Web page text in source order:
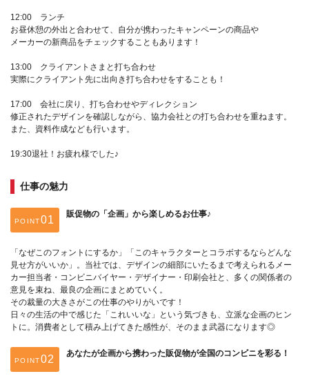
12:00 ランチ
お昼休憩の外出と合わせて、自分が携わったキャンペーンの商品や
メーカーの新商品をチェックすることもあります！
13:00 クライアントさまと打ち合わせ
実際にクライアント先に出向き打ち合わせをすることも！
17:00 会社に戻り、打ち合わせやディレクション
修正されたデザインを確認しながら、協力会社との打ち合わせを重ねます。
また、資料作成なども行います。
19:30退社！お疲れ様でした♪
仕事の魅力
POINT
販促物の「企画」から楽しめるお仕事♪
「なぜこのフォントにするか」「このキャラクターとコラボするならどんな
見せ方がいいか」。当社では、デザインの細部にいたるまで考えられるメー
カー担当者・コンビニバイヤー・デザイナー・印刷会社と、多くの関係者の
意見を束ね、最良の企画にまとめていく。
その裁量の大きさがこの仕事のやりがいです！
日々の生活の中で感じた「これいいな」という気づきも、立派な企画のヒン
トに。消費者として積み上げてきた感性が、そのまま武器になります◎
POINT
あなたが企画から携わった販促物が全国のコンビニを彩る！